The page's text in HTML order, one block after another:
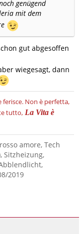
genügend
mit dem
gut abgesoffen
wiegesagt, dann
ferisce. Non è perfetta,
tutto, La Vita è
amore, Tech
Sitzheizung,
2019